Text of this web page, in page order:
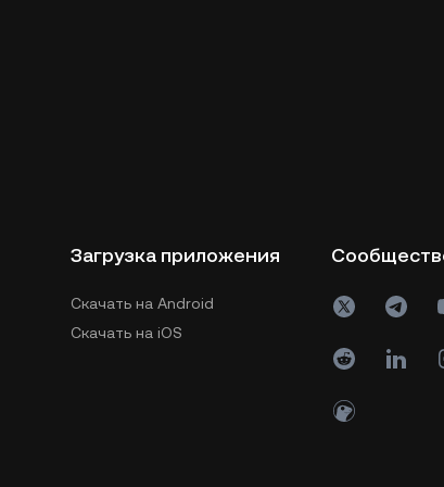
Загрузка приложения
Скачать на Android
Скачать на iOS